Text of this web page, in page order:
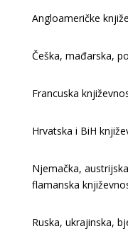
Angloameričke
Češka, mađarska,
Francuska
Hrvatska i BiH
Njemačka,
flamanska
Ruska, ukrajinska,